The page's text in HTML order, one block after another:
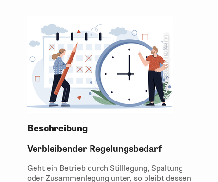
© AdobeStock | Rudzhan
Beschreibung
Verbleibender Regelungsbedarf
Geht ein Betrieb durch Stilllegung, Spaltung
oder Zusammenlegung unter, so bleibt dessen